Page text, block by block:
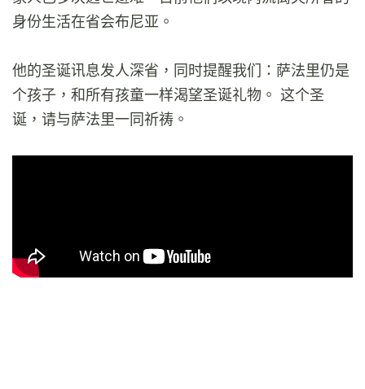
身份生活在省会布尼亚。
他的圣诞讯息发人深省，同时提醒我们：萨法里仍是
个孩子，和所有孩童一样渴望圣诞礼物。 这个圣
诞，请与萨法里一同祈祷。